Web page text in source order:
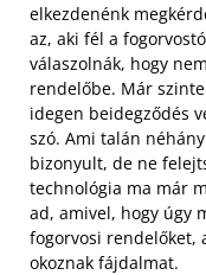
elkezdenénk
az, aki fél a
válaszolnák, hogy
rendelőbe. Már
idegen beidegződés
szó. Ami talán
bizonyult, de ne
technológia ma már
ad, amivel, hogy úgy
fogorvosi rendelőket,
okoznak fájdalmat.